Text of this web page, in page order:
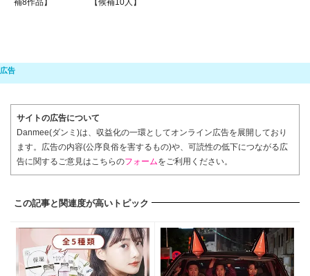
補8作品】
【候補10人】
サイトの広告について
Danmee(ダンミ)は、収益化の一環としてオンライン広告を展開しており
ます。広告の内容(公序良俗を害するもの)や、可読性の低下につながる広
告に関するご意見はこちらのフォームをご利用ください。
この記事と関連度が高いトピック